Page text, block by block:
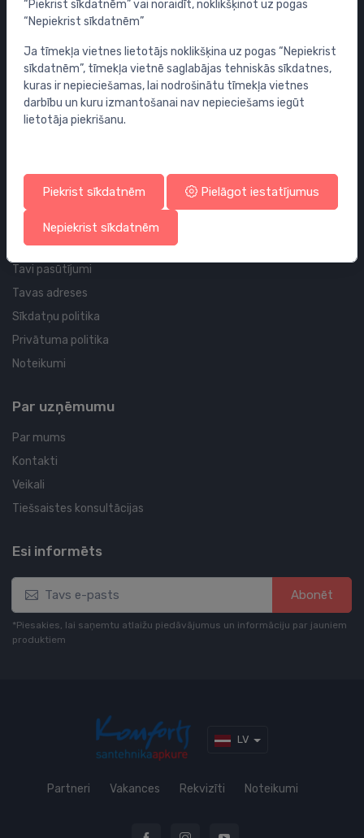
Vannas
Dušas
Vannas istabas piederumi
Mēbeles
Rāmji un skalošanas sistēmas
Sifoni
Cauruļvadi un Veidgabali
Profila un piegādes informācija
Tavs konts
Tavi pasūtījumi
Tavas adreses
Sīkdatņu politika
Privātuma politika
Noteikumi
Par uzņēmumu
Par mums
Kontakti
Veikali
Tiešsaistes konsultācijas
Esi informēts
Abonēt
*Piesakies, lai saņemtu atlaižu piedāvājumus un informāciju par jauniem
produktiem
LV
Partneri Vakances Rekvizīti Noteikumi
“Piekrist sīkdatnēm” vai noraidīt, noklikšķinot uz pogas
“Nepiekrist sīkdatnēm”
Ja tīmekļa vietnes lietotājs noklikšķina uz pogas “Nepiekrist
sīkdatnēm”, tīmekļa vietnē saglabājas tehniskās sīkdatnes,
kuras ir nepieciešamas, lai nodrošinātu tīmekļa vietnes
darbību un kuru izmantošanai nav nepieciešams iegūt
lietotāja piekrišanu.
Piekrist sīkdatnēm Pielāgot iestatījumus
Nepiekrist sīkdatnēm